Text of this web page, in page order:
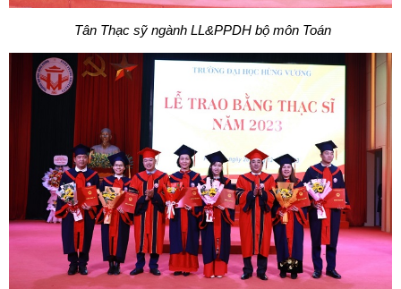
Tân Thạc sỹ ngành LL&PPDH bộ môn Toán